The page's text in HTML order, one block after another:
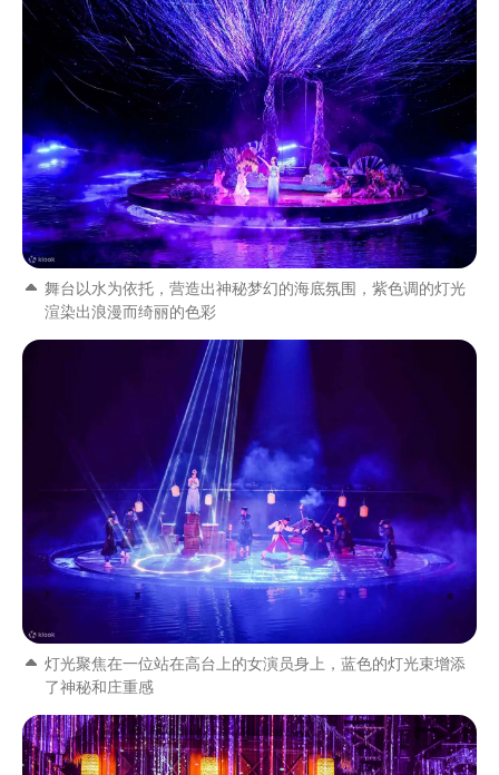
舞台以水为依托，营造出神秘梦幻的海底氛围，紫色调的灯光
渲染出浪漫而绮丽的色彩
灯光聚焦在一位站在高台上的女演员身上，蓝色的灯光束增添
了神秘和庄重感